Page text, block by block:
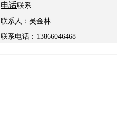
电话联系
联系人：吴金林
联系电话： 13866046468